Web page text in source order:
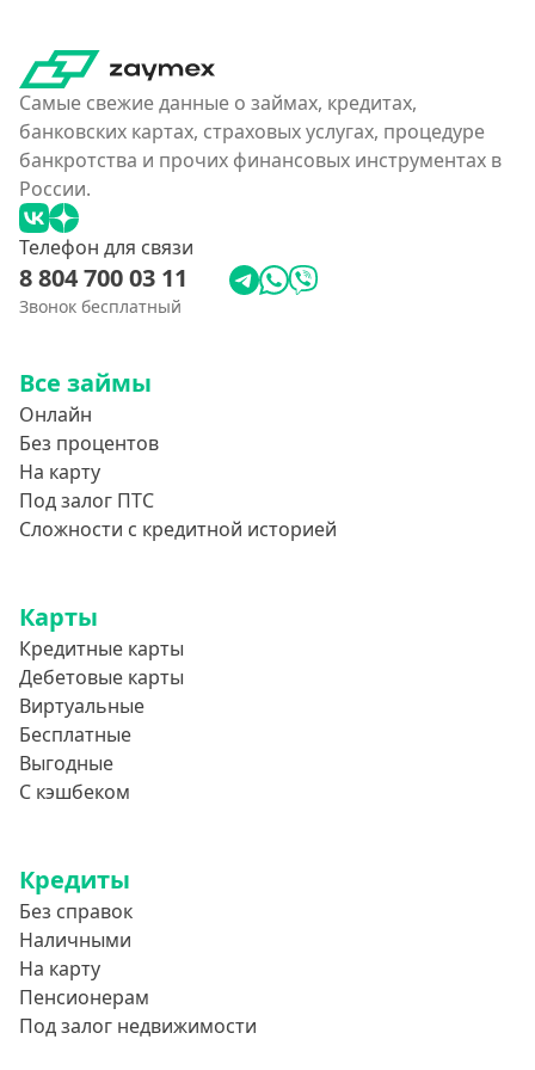
180000 руб
200000 руб
300000 руб
350 тысяч
400000 руб
4500000 руб
500000 руб
600 тысяч
650000 руб
700000 руб
750000 руб
800000 руб
900000 руб
950000 руб
Целевые
Ремонт
Лечение
Стоматология
Неотложные нужды
Образование
Обучение за рубежом
Самые свежие данные о займах, кредитах,
банковских картах, страховых услугах, процедуре
банкротства и прочих финансовых инструментах в
России.
Телефон для связи
8 804 700 03 11
Звонок бесплатный
Все займы
Онлайн
Без процентов
На карту
Под залог ПТС
Сложности с кредитной историей
Карты
Кредитные карты
Дебетовые карты
Виртуальные
Бесплатные
Выгодные
С кэшбеком
Кредиты
Без справок
Наличными
На карту
Пенсионерам
Под залог недвижимости